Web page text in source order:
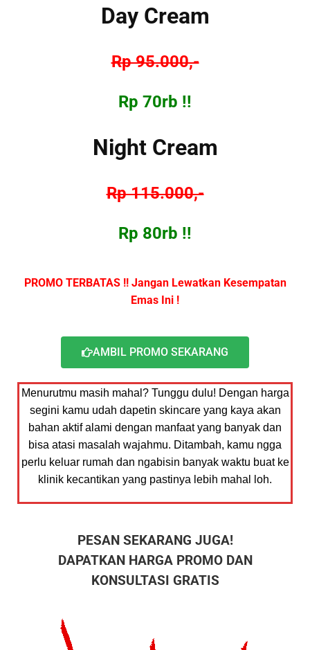
Day Cream
Rp 95.000,-
Rp 70rb !!
Night Cream
Rp 115.000,-
Rp 80rb !!
PROMO TERBATAS !! Jangan Lewatkan Kesempatan
Emas Ini !
AMBIL PROMO SEKARANG
Menurutmu masih mahal? Tunggu dulu! Dengan harga
segini kamu udah dapetin skincare yang kaya akan
bahan aktif alami dengan manfaat yang banyak dan
bisa atasi masalah wajahmu. Ditambah, kamu ngga
perlu keluar rumah dan ngabisin banyak waktu buat ke
klinik kecantikan yang pastinya lebih mahal loh.
PESAN SEKARANG JUGA!
DAPATKAN HARGA PROMO DAN
KONSULTASI GRATIS